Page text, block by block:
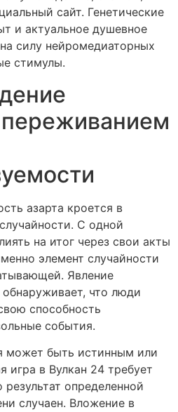
сайт. Генетические
и актуальное душевное
силу нейромедиаторных
стимулы.
азарта кроется в
С одной
на итог через свои акты
элемент случайности
Явление
что люди
способность
события.
может быть истинным или
игра в Вулкан 24 требует
определенной
случаен. Вложение в